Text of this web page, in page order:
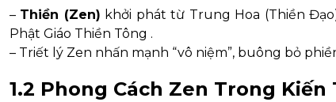
– Thiền (Zen) khởi phát từ Trung Hoa (Thiền
Phật Giáo Thiền Tông .
– Triết lý Zen nhấn mạnh “vô niệm”, buông bỏ
1.2 Phong Cách Zen Trong